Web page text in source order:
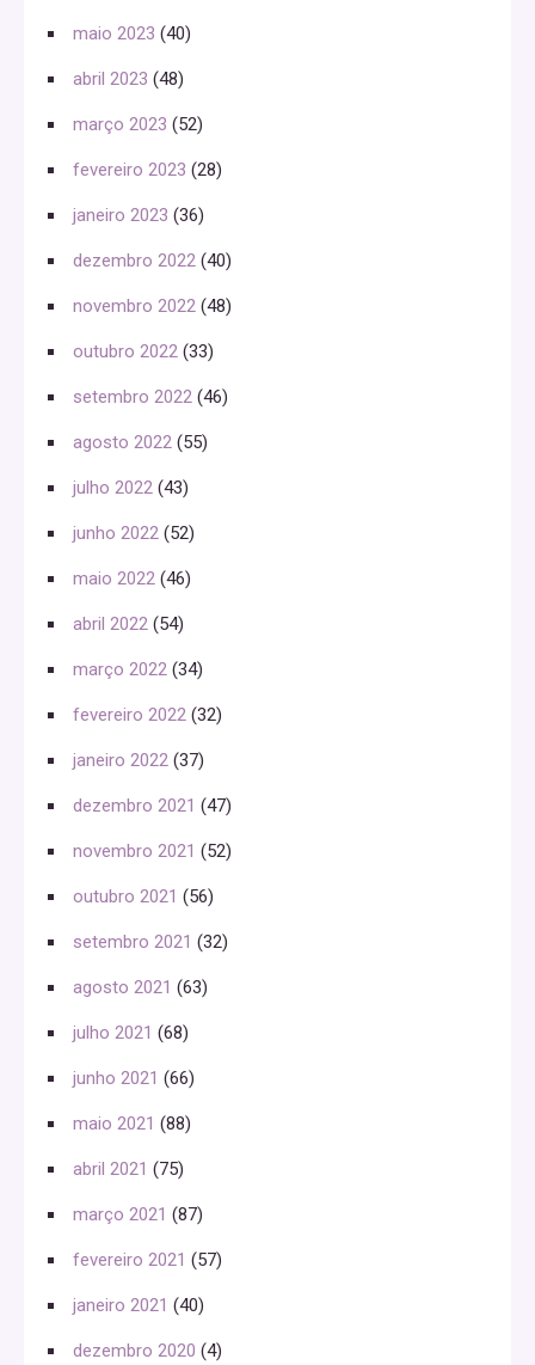
maio 2023 (40)
abril 2023 (48)
março 2023 (52)
fevereiro 2023 (28)
janeiro 2023 (36)
dezembro 2022 (40)
novembro 2022 (48)
outubro 2022 (33)
setembro 2022 (46)
agosto 2022 (55)
julho 2022 (43)
junho 2022 (52)
maio 2022 (46)
abril 2022 (54)
março 2022 (34)
fevereiro 2022 (32)
janeiro 2022 (37)
dezembro 2021 (47)
novembro 2021 (52)
outubro 2021 (56)
setembro 2021 (32)
agosto 2021 (63)
julho 2021 (68)
junho 2021 (66)
maio 2021 (88)
abril 2021 (75)
março 2021 (87)
fevereiro 2021 (57)
janeiro 2021 (40)
dezembro 2020 (4)